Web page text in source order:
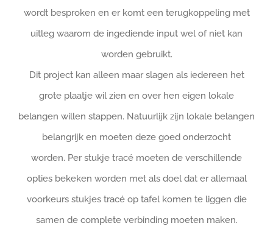
wordt besproken en er komt een terugkoppeling met
uitleg waarom de ingediende input wel of niet kan
worden gebruikt.
Dit project kan alleen maar slagen als iedereen het
grote plaatje wil zien en over hen eigen lokale
belangen willen stappen. Natuurlijk zijn lokale belangen
belangrijk en moeten deze goed onderzocht
worden. Per stukje tracé moeten de verschillende
opties bekeken worden met als doel dat er allemaal
voorkeurs stukjes tracé op tafel komen te liggen die
samen de complete verbinding moeten maken.